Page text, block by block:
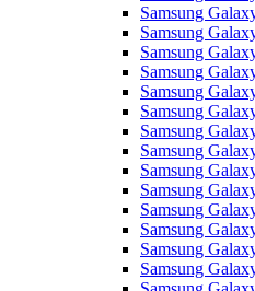
Samsung
Samsung
Samsung
Samsung
Samsung
Samsung
Samsung
Samsung
Samsung
Samsung
Samsung
Samsung
Samsung
Samsung